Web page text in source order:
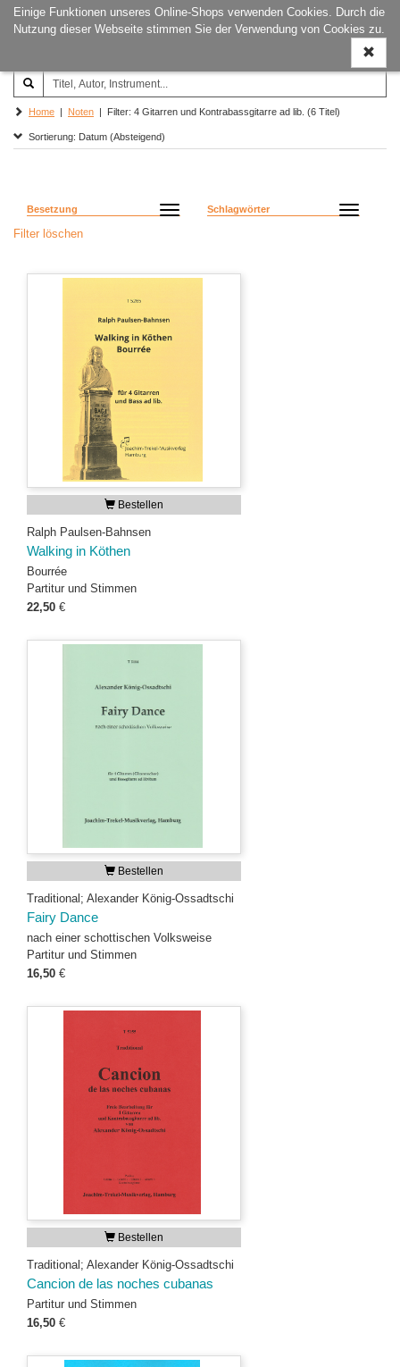
Einige Funktionen unseres Online-Shops verwenden Cookies. Durch die
Nutzung dieser Webseite stimmen Sie der Verwendung von Cookies zu.
ein-/
Joachim‐Trekel‐Musikverlag,
Hamburg
Home | Noten | Filter: 4 Gitarren und Kontrabassgitarre ad lib. (6 Titel)
Sortierung: Datum (Absteigend)
Besetzung Schlagwörter
Filter löschen
Bestellen
Ralph Paulsen-Bahnsen
Walking in Köthen
Bourrée
Partitur und Stimmen
22,50 €
Bestellen
Traditional; Alexander König-Ossadtschi
Fairy Dance
nach einer schottischen Volksweise
Partitur und Stimmen
16,50 €
Bestellen
Traditional; Alexander König-Ossadtschi
Cancion de las noches cubanas
Partitur und Stimmen
16,50 €